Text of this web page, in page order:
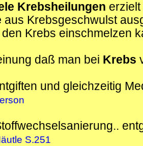
Krebsheilungen
aus Krebsgeschwulst
den Krebs einschmelzen
daß man bei Krebs
und gleichzeitig
S.251